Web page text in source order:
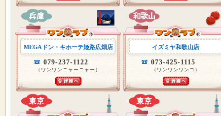
MEGAドン・キホーテ姫路広畑店
079-237-1122
（ワンワンニャーニャー）
イズミヤ和歌山店
073-425-1115
（ワンワンワンコ）